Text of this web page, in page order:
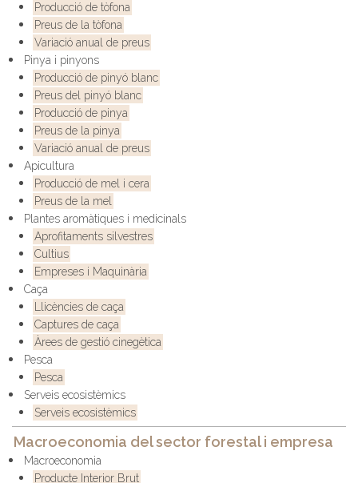
Producció de tòfona
Preus de la tòfona
Variació anual de preus
Pinya i pinyons
Producció de pinyó blanc
Preus del pinyó blanc
Producció de pinya
Preus de la pinya
Variació anual de preus
Apicultura
Producció de mel i cera
Preus de la mel
Plantes aromàtiques i medicinals
Aprofitaments silvestres
Cultius
Empreses i Maquinària
Caça
Llicències de caça
Captures de caça
Àrees de gestió cinegètica
Pesca
Pesca
Serveis ecosistèmics
Serveis ecosistèmics
Macroeconomia del sector forestal i empresa
Macroeconomia
Producte Interior Brut